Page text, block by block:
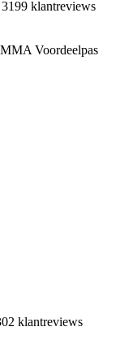
klantreviews
Voordeelpas
klantreviews